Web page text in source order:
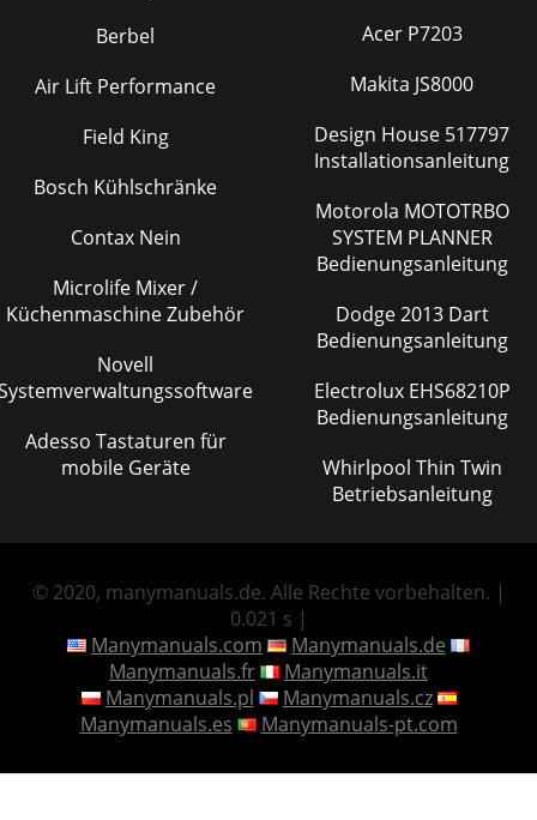
Berbel
Air Lift Performance
Field King
Bosch Kühlschränke
Contax Nein
Microlife Mixer /
Küchenmaschine Zubehör
Novell
Adesso Tastaturen für
mobile Geräte
Acer P7203
Makita JS8000
Design House 517797
Installationsanleitung
Motorola MOTOTRBO
SYSTEM PLANNER
Bedienungsanleitung
Dodge 2013 Dart
Bedienungsanleitung
Electrolux EHS68210P
Bedienungsanleitung
Whirlpool Thin Twin
Betriebsanleitung
© 2020, manymanuals.de. Alle Rechte vorbehalten. |
0.021 s |
Manymanuals.com
Manymanuals.de
Manymanuals.fr
Manymanuals.it
Manymanuals.pl
Manymanuals.cz
Manymanuals.es
Manymanuals-pt.com